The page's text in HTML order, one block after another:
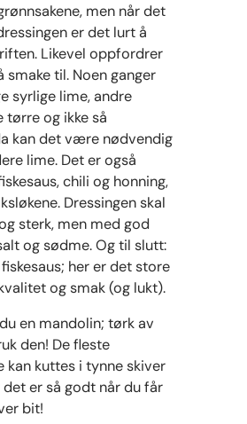
men når det
er det lurt å
Likevel oppfordrer
smake til. Noen ganger
syrlige lime, andre
tørre og ikke så
kan det være nødvendig
lime. Det er også
chili og honning,
Dressingen skal
sterk, men med god
og sødme. Og til slutt:
her er det store
og smak (og lukt).
en mandolin; tørk av
den! De fleste
kan kuttes i tynne skiver
er så godt når du får
bit!